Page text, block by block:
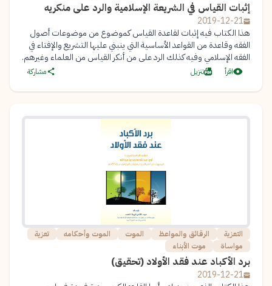
إثبات القياس في الشريعة الإسلامية والرد على منكريه
2019-12-21
هذا الكتاب فيه إثبات لقاعدة القياس كموضوع من موضوعات أصول
الفقه وقاعدة من القواعد الأساسية التي ينبني عليها التشريع والإفتاء في
الفقه الإسلامي وفيه كذلك الرد على من أنكر القياس من العلماء وغيرهم.
اقرأ تنزيل مشاركة
التعزية الرقائق والمواعظ الموت الموت وأحكامه
تعزية
مواساة
موت الأبناء
برد الأكباد عند فقد الأولاد (تحقيق)
2019-12-21